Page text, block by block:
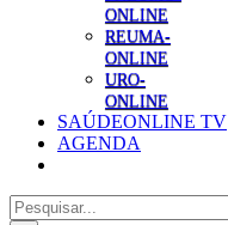
ONLINE
REUMA-
ONLINE
URO-
ONLINE
SAÚDEONLINE TV
AGENDA
Pesquisar